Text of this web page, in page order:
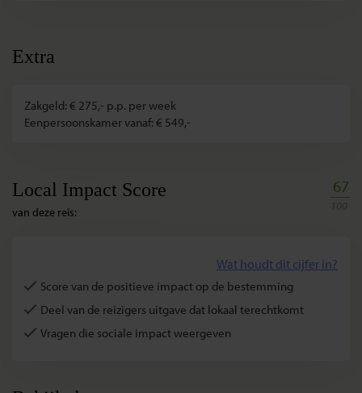
Extra
Zakgeld: € 275,- p.p. per week
Eenpersoonskamer vanaf: € 549,-
Local Impact Score
van deze reis:
67
Wat houdt dit cijfer in?
Score van de positieve impact op de bestemming
Deel van de reizigers uitgave dat lokaal terechtkomt
Vragen die sociale impact weergeven